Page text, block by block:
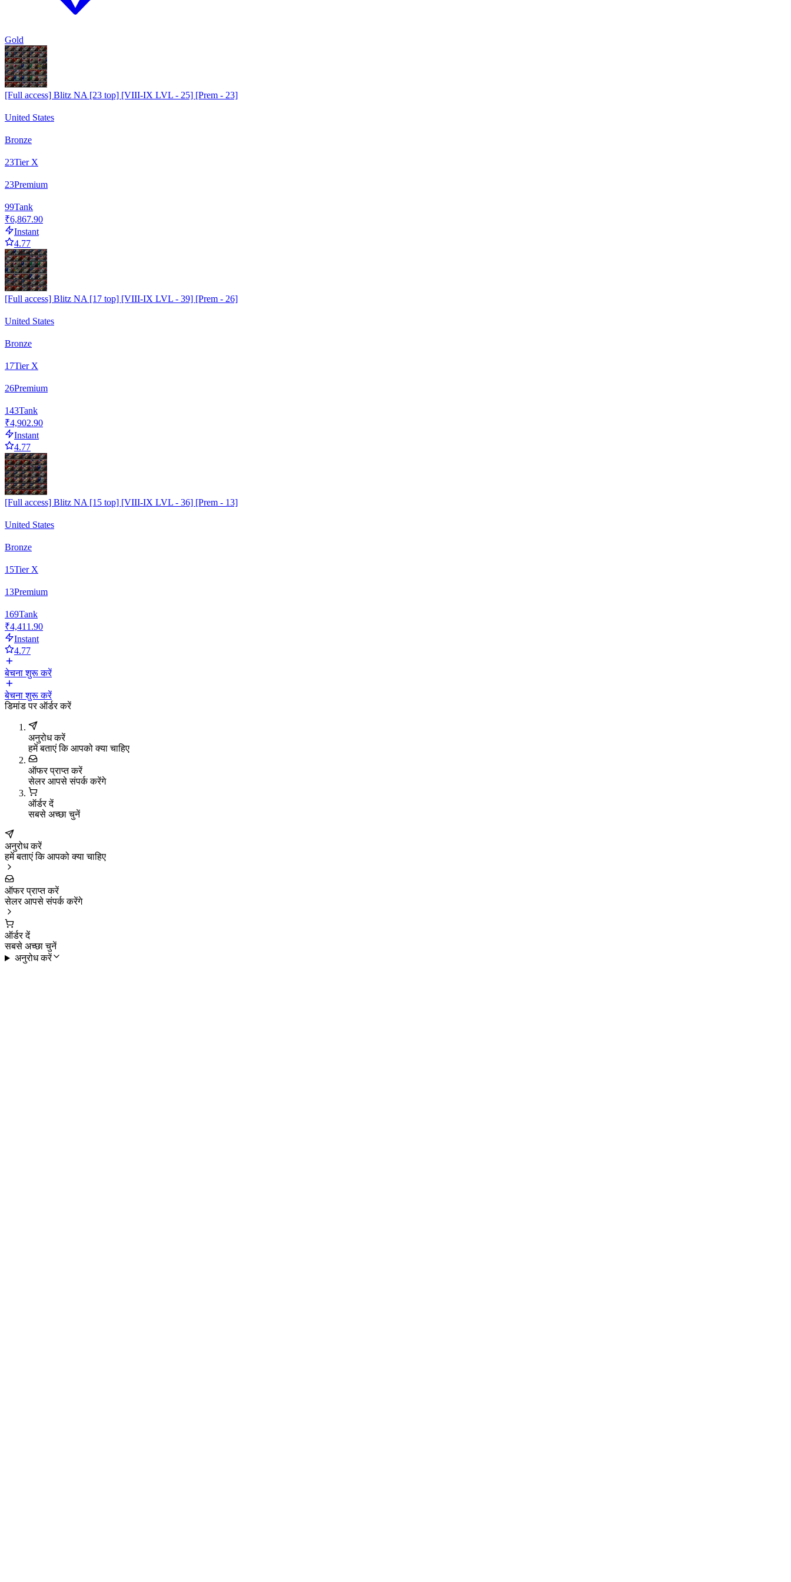
Gold
[Full access] Blitz NA [23 top] [VIII-IX LVL - 25] [Prem - 23]
United States
Bronze
23Tier X
23Premium
99Tank
₹6,867.90
Instant
4.77
[Full access] Blitz NA [17 top] [VIII-IX LVL - 39] [Prem - 26]
United States
Bronze
17Tier X
26Premium
143Tank
₹4,902.90
Instant
4.77
[Full access] Blitz NA [15 top] [VIII-IX LVL - 36] [Prem - 13]
United States
Bronze
15Tier X
13Premium
169Tank
₹4,411.90
Instant
4.77
बेचना शुरू करें
बेचना शुरू करें
डिमांड पर ऑर्डर करें
अनुरोध करें
हमें बताएं कि आपको क्या चाहिए
ऑफर प्राप्त करें
सेलर आपसे संपर्क करेंगे
ऑर्डर दें
सबसे अच्छा चुनें
अनुरोध करें
हमें बताएं कि आपको क्या चाहिए
ऑफर प्राप्त करें
सेलर आपसे संपर्क करेंगे
ऑर्डर दें
सबसे अच्छा चुनें
अनुरोध करें